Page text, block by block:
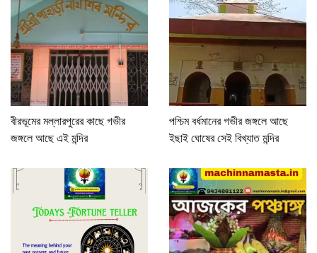
বীরভূমের মল্লারপুরের কাছে গভীর
জঙ্গলে আছে এই মন্দির
পশ্চিম বর্ধমানের গভীর জঙ্গলে আছে
ইছাই ঘোষের সেই বিখ্যাত মন্দির